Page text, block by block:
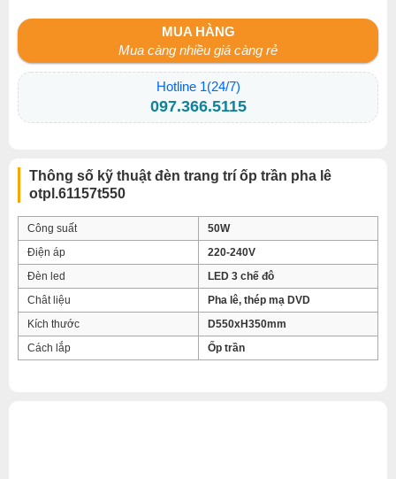
MUA HÀNG
Mua càng nhiều giá càng rẻ
Hotline 1(24/7)
097.366.5115
Thông số kỹ thuật đèn trang trí ốp trần pha lê
otpl.61157t550
Công suất
50W
Điện áp
220-240V
Đèn led
LED 3 chế đô
Chât liệu
Pha lê, thép mạ DVD
Kích thước
D550xH350mm
Cách lắp
Ốp trần